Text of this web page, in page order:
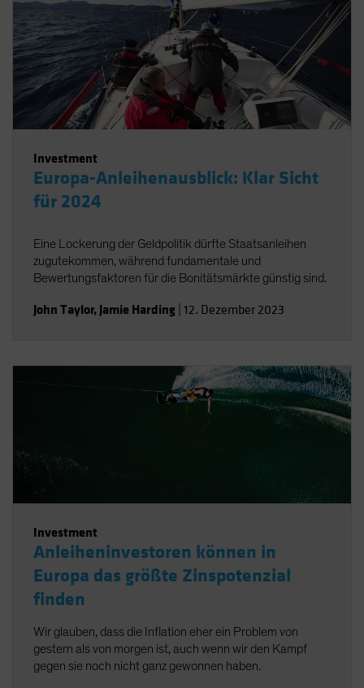
Investment
Europa-Anleihenausblick: Klar Sicht
für 2024
Eine Lockerung der Geldpolitik dürfte Staatsanleihen
zugutekommen, während fundamentale und
Bewertungsfaktoren für die Bonitätsmärkte günstig sind.
John Taylor, Jamie Harding 12. Dezember 2023
Investment
Anleiheninvestoren können in
Europa das größte Zinspotenzial
finden
Wir glauben, dass die Inflation eher ein Problem von
gestern als von morgen ist, auch wenn wir den Kampf
gegen sie noch nicht ganz gewonnen haben.